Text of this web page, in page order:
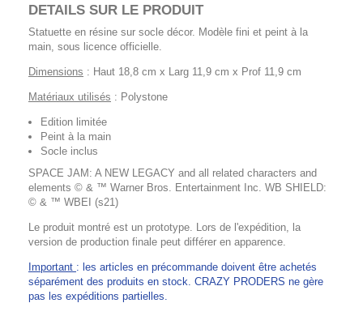
DETAILS SUR LE PRODUIT
Statuette en résine sur socle décor. Modèle fini et peint à la
main, sous licence officielle.
Dimensions : Haut 18,8 cm x Larg 11,9 cm x Prof 11,9 cm
Matériaux utilisés : Polystone
Edition limitée
Peint à la main
Socle inclus
SPACE JAM: A NEW LEGACY and all related characters and
elements © & ™ Warner Bros. Entertainment Inc. WB SHIELD:
© & ™ WBEI (s21)
Le produit montré est un prototype. Lors de l'expédition, la
version de production finale peut différer en apparence.
Important : les articles en précommande doivent être achetés
séparément des produits en stock. CRAZY PRODERS ne gère
pas les expéditions partielles.